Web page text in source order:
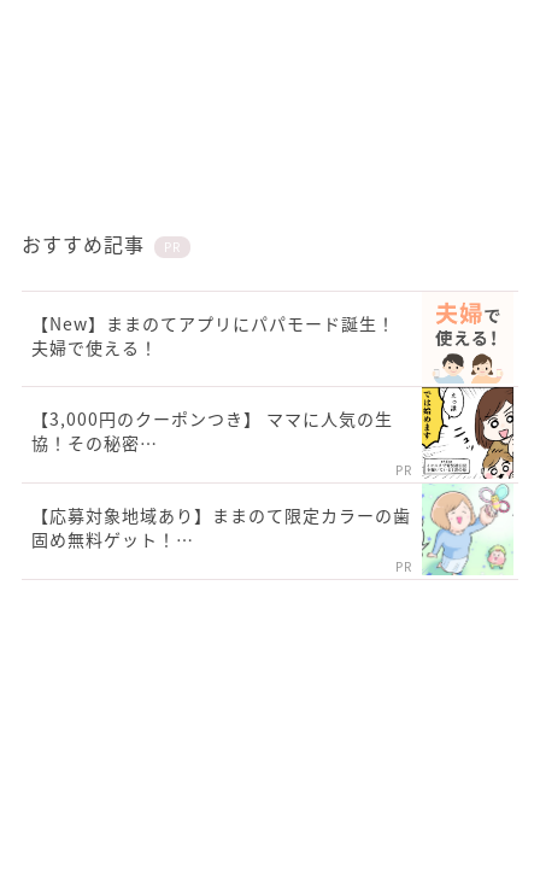
おすすめ記事 PR
【New】ままのてアプリにパパモード誕生！
夫婦で使える！
【3,000円のクーポンつき】 ママに人気の生
協！その秘密…
PR
【応募対象地域あり】ままのて限定カラーの歯
固め無料ゲット！…
PR